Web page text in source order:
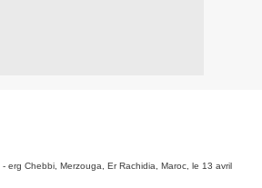
erg Chebbi, Merzouga, Er Rachidia, Maroc, le 13 avril